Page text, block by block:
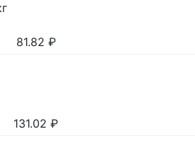
81.82 ₽
131.02 ₽